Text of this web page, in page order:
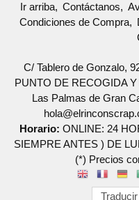
Ir arriba Contáctanos
Condiciones de Compra
C/ Tablero de Gonzalo,
PUNTO DE RECOGIDA
Las Palmas de Gran
Horario: ONLINE: 24
SIEMPRE ANTES ) DE
(*) Precios